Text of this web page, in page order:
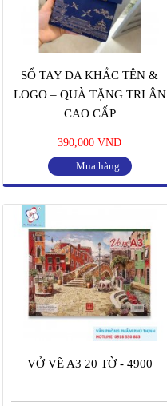
SỔ TAY DA KHẮC TÊN &
LOGO – QUÀ TẶNG TRI ÂN
CAO CẤP
390,000 VND
Mua hàng
VỞ VẼ A3 20 TỜ - 4900